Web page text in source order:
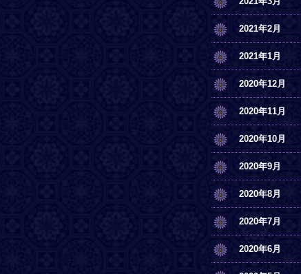
2021年2月
2021年1月
2020年12月
2020年11月
2020年10月
2020年9月
2020年8月
2020年7月
2020年6月